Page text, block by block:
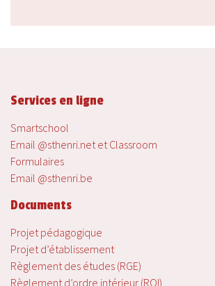
Services en ligne
Smartschool
Email @sthenri.net et Classroom
Formulaires
Email @sthenri.be
Documents
Projet pédagogique
Projet d’établissement
Règlement des études (RGE)
Règlement d’ordre intérieur (ROI)